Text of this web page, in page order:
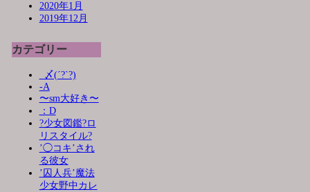
2020年1月
2019年12月
カテゴリー
_〆(´?`?)
-A
〜sm大好き〜
：D
?少女図鑑?ロ
リスタイル?
’◯コキ’され
る彼女
’囚人兵’魔法
少女野中カレ